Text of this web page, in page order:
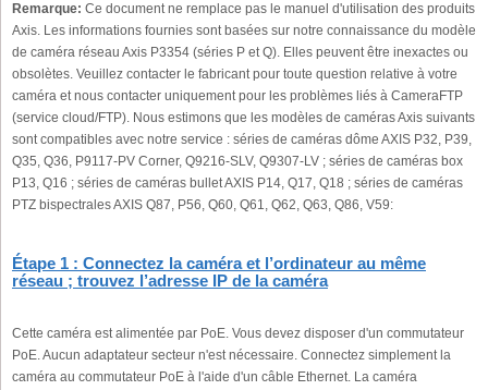
Remarque: Ce document ne remplace pas le manuel d'utilisation des produits
Axis. Les informations fournies sont basées sur notre connaissance du modèle
de caméra réseau Axis P3354 (séries P et Q). Elles peuvent être inexactes ou
obsolètes. Veuillez contacter le fabricant pour toute question relative à votre
caméra et nous contacter uniquement pour les problèmes liés à CameraFTP
(service cloud/FTP). Nous estimons que les modèles de caméras Axis suivants
sont compatibles avec notre service : séries de caméras dôme AXIS P32, P39,
Q35, Q36, P9117-PV Corner, Q9216-SLV, Q9307-LV ; séries de caméras box
P13, Q16 ; séries de caméras bullet AXIS P14, Q17, Q18 ; séries de caméras
PTZ bispectrales AXIS Q87, P56, Q60, Q61, Q62, Q63, Q86, V59:
Étape 1 : Connectez la caméra et l’ordinateur au même
réseau ; trouvez l’adresse IP de la caméra
Cette caméra est alimentée par PoE. Vous devez disposer d'un commutateur
PoE. Aucun adaptateur secteur n'est nécessaire. Connectez simplement la
caméra au commutateur PoE à l'aide d'un câble Ethernet. La caméra